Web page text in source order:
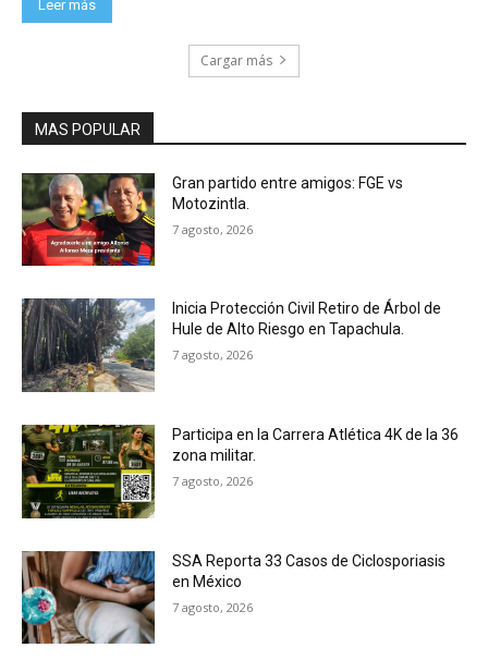
Leer más
Cargar más
MAS POPULAR
Gran partido entre amigos: FGE vs
Motozintla.
7 agosto, 2026
Inicia Protección Civil Retiro de Árbol de
Hule de Alto Riesgo en Tapachula.
7 agosto, 2026
Participa en la Carrera Atlética 4K de la 36
zona militar.
7 agosto, 2026
SSA Reporta 33 Casos de Ciclosporiasis
en México
7 agosto, 2026